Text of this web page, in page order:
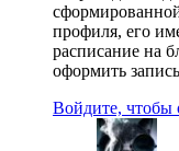
профиля, его
расписание на
оформить
Войдите, чтобы